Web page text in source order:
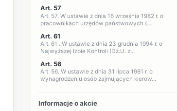
Art. 57
Art. 57. W ustawie z dnia 16 września 1982 r. o
pracownikach urzędów państwowych (...
Art. 61
Art. 61 . W ustawie z dnia 23 grudnia 1994 r. o
Najwyższej Izbie Kontroli (Dz.U. z...
Art. 56
Art. 56. W ustawie z dnia 31 lipca 1981 r. o
wynagrodzeniu osób zajmujących kierow...
Informacje o akcie